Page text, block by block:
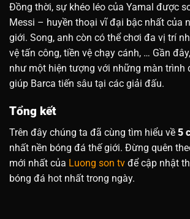
Đồng thời, sự khéo léo của Yamal được
Messi – huyền thoại vĩ đại bậc nhất của
giới. Song, anh còn có thể chơi đa vị trí
vệ tấn công, tiền vệ chạy cánh, … Gần
như một hiện tượng với những màn trình
giúp Barca tiến sâu tại các giải đấu.
Tổng kết
Trên đây chúng ta đã cùng tìm hiểu về 5
nhất nền bóng đá thế giới. Đừng quên
mới nhất của Luong son tv để cập nhật
bóng đá hot nhất trong ngày.